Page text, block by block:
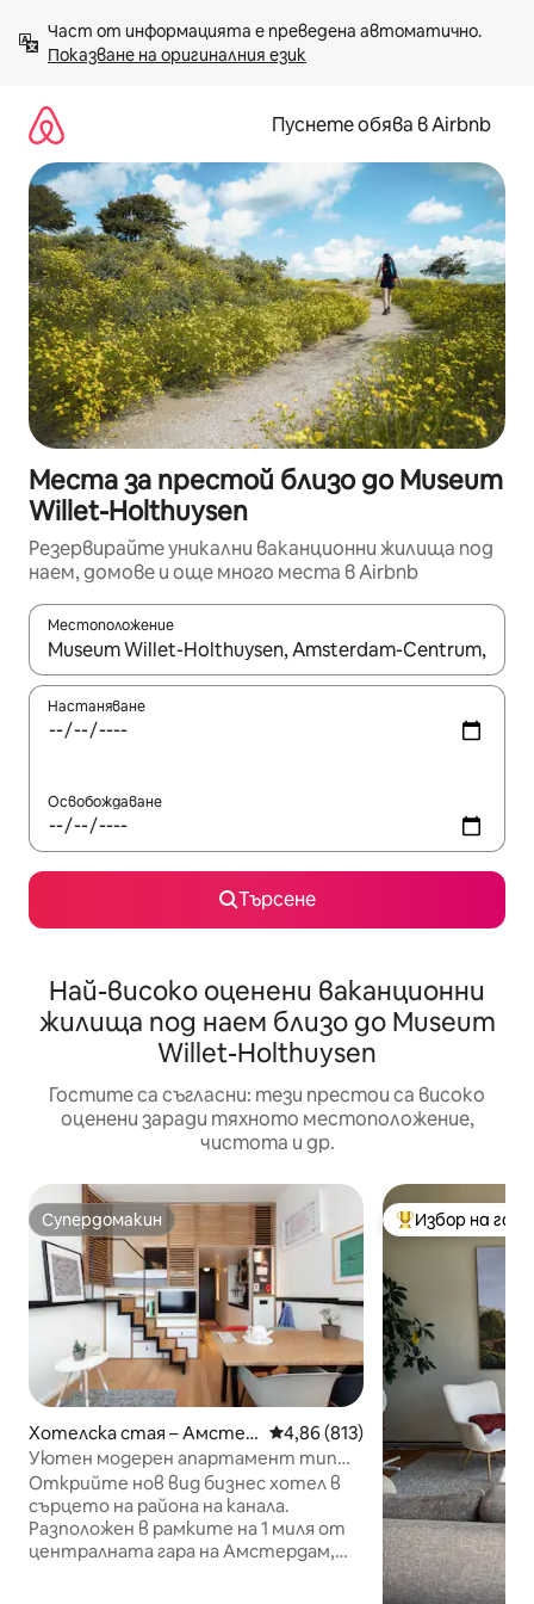
към
съдържанието
Показване на оригиналния език
Пуснете обява в Airbnb
Места за престой близо до Museum
Willet-Holthuysen
Резервирайте уникални ваканционни жилища под
наем, домове и още много места в Airbnb
Местоположение
Когато резултатите се покажат, използвайте
Настаняване
Освобождаване
Търсене
Най-високо оценени ваканционни
жилища под наем близо до Museum
Willet-Holthuysen
Гостите са съгласни: тези престои са високо
оценени заради тяхното местоположение,
чистота и др.
Супердомакин
Супердомакин
Хотелска стая – Амстер
дам
Средна оценка: 4,86 от 5,
4,86 (813)
Уютен модерен апартамент тип
„лофт“ в района на каналите
Открийте нов вид бизнес хотел в
сърцето на района на канала.
Разположен в рамките на 1 миля от
централната гара на Амстердам,
Най-популярен
Избор на